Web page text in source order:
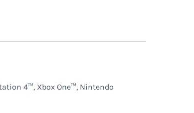
4™, Xbox One™, Nintendo